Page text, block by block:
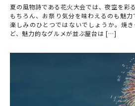
夏の風物詩である花火大会では、夜空を彩
もちろん、お祭り気分を味わえるのも魅
楽しみのひとつではないでしょうか。焼
ど、魅力的なグルメが並ぶ屋台は […]